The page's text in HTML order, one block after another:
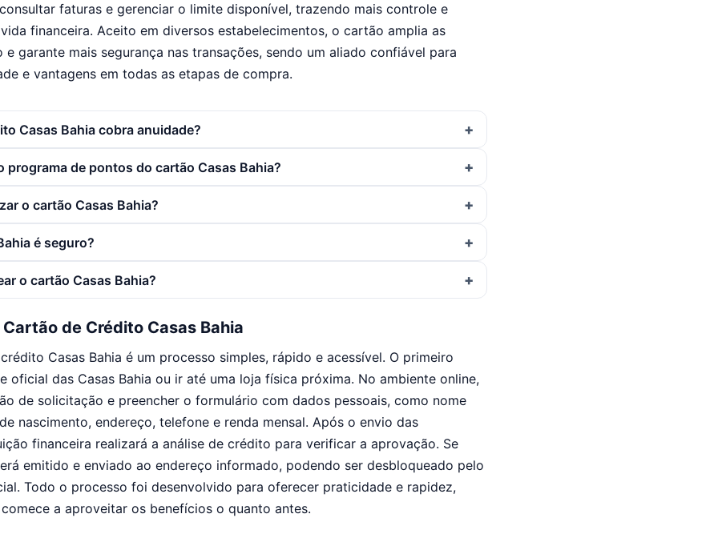
faturas e gerenciar o limite disponível, trazendo mais controle e
financeira. Aceito em diversos estabelecimentos, o cartão amplia as
e garante mais segurança nas transações, sendo um aliado confiável para
e vantagens em todas as etapas de compra.
Casas Bahia cobra anuidade?
programa de pontos do cartão Casas Bahia?
o cartão Casas Bahia?
é seguro?
o cartão Casas Bahia?
de Crédito Casas Bahia
Casas Bahia é um processo simples, rápido e acessível. O primeiro
oficial das Casas Bahia ou ir até uma loja física próxima. No ambiente online,
de solicitação e preencher o formulário com dados pessoais, como nome
nascimento, endereço, telefone e renda mensal. Após o envio das
financeira realizará a análise de crédito para verificar a aprovação. Se
emitido e enviado ao endereço informado, podendo ser desbloqueado pelo
Todo o processo foi desenvolvido para oferecer praticidade e rapidez,
a aproveitar os benefícios o quanto antes.